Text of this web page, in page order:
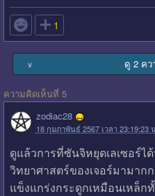
 1
∨ ดู 2 คว
ความคิดเห็นที่ 5
zodiac28
18 กุมภาพันธ์ 2567 เวลา 23:19:23
ดูแล้วการที่ซันจิหยุดเลเซอร์ไ
วิทยาศาสตร์ของเจอร์มามาก
แข็งแกร่งกระดูกเหมือนเหล็ก